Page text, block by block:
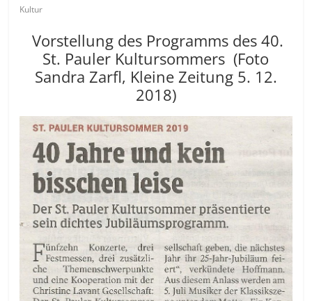
Kultur
Vorstellung des Programms des 40.
St. Pauler Kultursommers (Foto
Sandra Zarfl, Kleine Zeitung 5. 12.
2018)